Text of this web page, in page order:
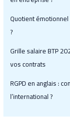
Quotient
?
Grille salaire BTP
vos contrats
RGPD en anglais :
l’international ?